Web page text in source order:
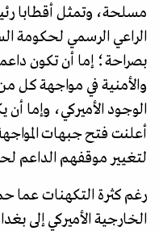
مسلحة، وتمثل أقطابا
الراعي الرسمي لحكومة
بصراحة؛ إما أن تكون
والأمنية في مواجهة
الوجود الأميركي، وإما
أعلنت فتح جبهات
لتغيير موقفهم الداعم
رغم كثرة التكهنات عما
الخارجية الأميركي إلى